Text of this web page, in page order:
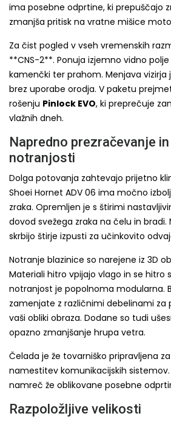
ima posebne odprtine, ki prepuščajo
zmanjša pritisk na vratne mišice
Za čist pogled v vseh vremenskih
**CNS-2**. Ponuja izjemno vidno
kamenčki ter prahom. Menjava
brez uporabe orodja. V paketu
rošenju Pinlock EVO, ki preprečuje
vlažnih dneh.
Napredno prezračevanje
notranjosti
Dolga potovanja zahtevajo prijetno
Shoei Hornet ADV 06 ima močno
zraka. Opremljen je s štirimi
dovod svežega zraka na čelu in bradi.
skrbijo štirje izpusti za učinkovito
Notranje blazinice so narejene iz 3D
Materiali hitro vpijajo vlago in se hitro
notranjost je popolnoma modularna.
zamenjate z različnimi debelinami za
vaši obliki obraza. Dodane so tudi
opazno zmanjšanje hrupa vetra.
Čelada je že tovarniško pripravljena
namestitev komunikacijskih sistemov.
namreč že oblikovane posebne
Razpoložljive velikosti